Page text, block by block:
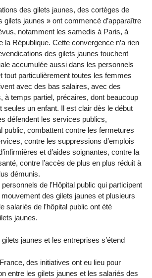
des gilets jaunes, des cortèges de
gilets jaunes » ont commencé d’apparaître
notamment les samedis à Paris, à
la République. Cette convergence n’a rien
des gilets jaunes touchent
accumulée aussi dans les personnels
tout particulièrement toutes les femmes
avec des bas salaires, avec des
à temps partiel, précaires, dont beaucoup
seules un enfant. Il est clair dès le début
défendent les services publics,
public, combattent contre les fermetures
contre les suppressions d’emplois
et d’aides soignantes, contre la
contre l’accès de plus en plus réduit à
démunis.
de l’Hôpital public qui participent
des gilets jaunes et plusieurs
salariés de l’hôpital public ont été
jaunes.
jaunes et les entreprises s’étend
des initiatives ont eu lieu pour
entre les gilets jaunes et les salariés des